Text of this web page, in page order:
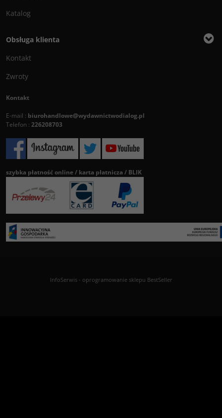
Katalog
Obsługa klienta
Kontakt
Zwroty
Kontakt
E-mail : biurohandlowe@wydawnictwodialog.pl
Telefon : 226208703
szybka płatność online / karta płatnicza / BLIK
InfoSerwis- oprogramowanie sklepu BestSeller